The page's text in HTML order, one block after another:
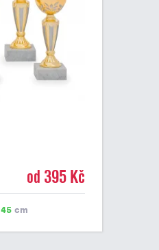
od 395 Kč
45cm